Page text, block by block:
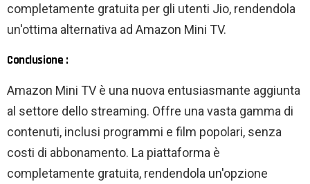
completamente gratuita per gli utenti Jio, rendendola
un'ottima alternativa ad Amazon Mini TV.
Conclusione :
Amazon Mini TV è una nuova entusiasmante aggiunta
al settore dello streaming. Offre una vasta gamma di
contenuti, inclusi programmi e film popolari, senza
costi di abbonamento. La piattaforma è
completamente gratuita, rendendola un'opzione